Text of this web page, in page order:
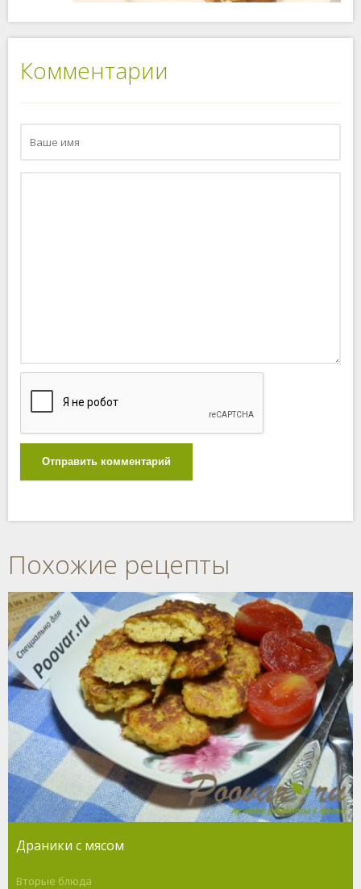
Комментарии
Отправить комментарий
Похожие рецепты
Драники с мясом
Вторые блюда